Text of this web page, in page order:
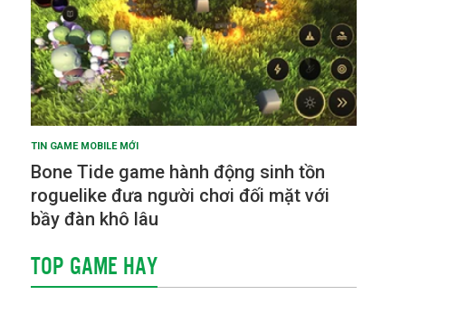
TIN GAME MOBILE MỚI
Bone Tide game hành động sinh tồn
roguelike đưa người chơi đối mặt với
bầy đàn khô lâu
TOP GAME HAY